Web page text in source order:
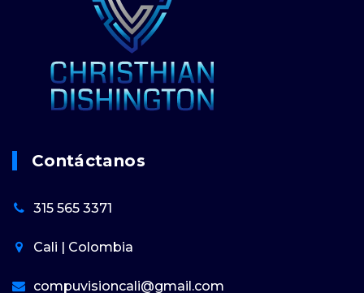
Contáctanos
315 565 3371
Cali | Colombia
compuvisioncali@gmail.com